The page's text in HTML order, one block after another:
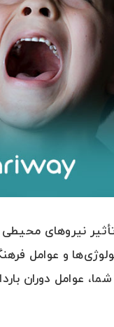
نیروهای محیطی
و عوامل
عوامل دوران